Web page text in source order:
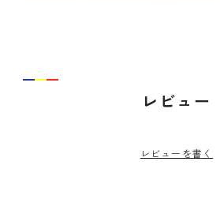
レビュー
レビューを書く